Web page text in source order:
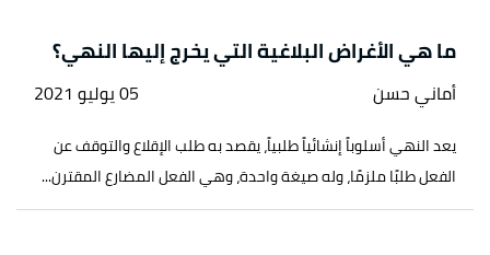
ما هي الأغراض البلاغية التي يخرج إليها النهي؟
أماني حسن 05 يوليو 2021
يعد النهي أسلوباً إنشائياً طلبياً، يقصد به طلب الإقلاع والتوقف عن
الفعل طلبًا ملزمًا، وله صيغة واحدة، وهي الفعل المضارع المقترن...